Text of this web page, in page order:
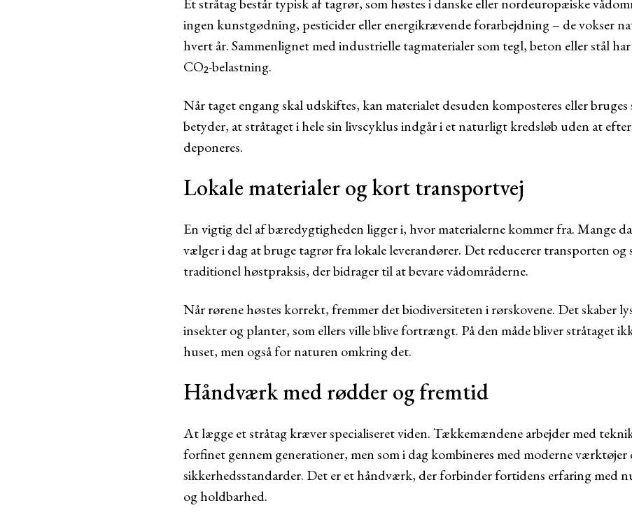
ingen kunstgødning, pesticider eller energikrævende forarbejdning – de vokser
hvert år. Sammenlignet med industrielle tagmaterialer som tegl, beton eller stål
CO₂-belastning.
Når taget engang skal udskiftes, kan materialet desuden komposteres eller bruges
betyder, at stråtaget i hele sin livscyklus indgår i et naturligt kredsløb uden at
deponeres.
Lokale materialer og kort transportvej
En vigtig del af bæredygtigheden ligger i, hvor materialerne kommer fra. Mange
vælger i dag at bruge tagrør fra lokale leverandører. Det reducerer transporten og
traditionel høstpraksis, der bidrager til at bevare vådområderne.
Når rørene høstes korrekt, fremmer det biodiversiteten i rørskovene. Det skaber
insekter og planter, som ellers ville blive fortrængt. På den måde bliver stråtaget
huset, men også for naturen omkring det.
Håndværk med rødder og fremtid
At lægge et stråtag kræver specialiseret viden. Tækkemændene arbejder med
forfinet gennem generationer, men som i dag kombineres med moderne værktøjer
sikkerhedsstandarder. Det er et håndværk, der forbinder fortidens erfaring med
og holdbarhed.